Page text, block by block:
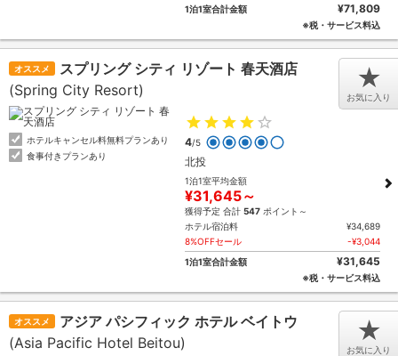
1泊1室合計金額
¥71,809
※税・サービス料込
オススメ
スプリング シティ リゾート 春天酒店
(Spring City Resort)
ホテルキャンセル料無料プランあり
食事付きプランあり
4/5
北投
1泊1室平均金額
¥31,645～
獲得予定 合計 547 ポイント～
ホテル宿泊料
¥34,689
8%OFFセール
-¥3,044
1泊1室合計金額
¥31,645
※税・サービス料込
★
お気に入り
オススメ
アジア パシフィック ホテル ベイトウ
(Asia Pacific Hotel Beitou)
★
お気に入り